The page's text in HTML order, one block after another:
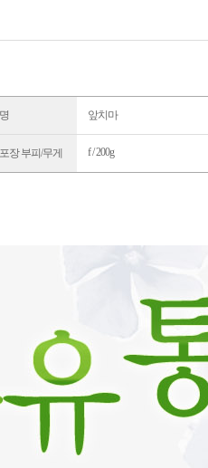
앞치마
장 부피/무게 f / 200g